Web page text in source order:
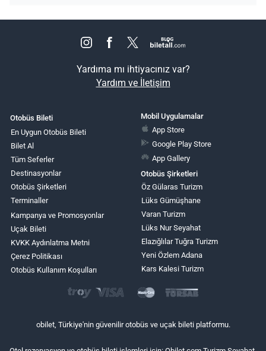
Yardıma mı ihtiyacınız var?
Yardım ve İletişim
Otobüs Bileti
En Uygun Otobüs Bileti
Bilet Al
Tüm Seferler
Destinasyonlar
Otobüs Şirketleri
Terminaller
Kampanya ve Promosyonlar
Uçak Bileti
KVKK Aydınlatma Metni
Çerez Politikası
Otobüs Kullanım Koşulları
Mobil Uygulamalar
App Store
Google Play Store
App Gallery
Otobüs Şirketleri
Öz Gülaras Turizm
Lüks Gümüşhane
Varan Turizm
Lüks Nur Seyahat
Elazığlılar Tuğra Turizm
Yeni Özlem Adana
Kars Kalesi Turizm
obilet, Türkiye'nin güvenilir otobüs ve uçak bileti platformu.